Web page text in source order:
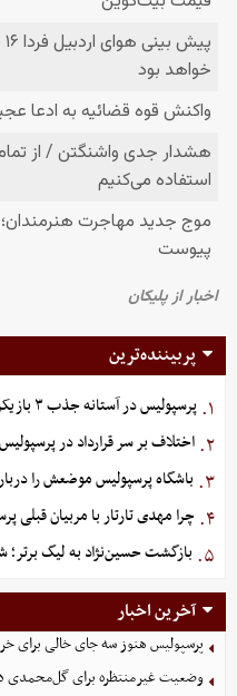
پربیننده‌ترین
۱. پرسپولیس در آستانه جذب ۳ بازیکن جدید
۲. اختلاف بر سر قرارداد در
۳. باشگاه پرسپولیس موضعش را
۴. چرا مهدی تارتار با مربیان قبلی
۵. بازگشت حسین‌نژاد به لیگ برتر؛
آخرین اخبار
پرسپولیس هنوز سه جای خالی برای
وضعیت غیرمنتظره برای